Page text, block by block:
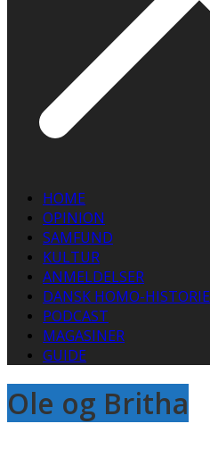
HOME
OPINION
SAMFUND
KULTUR
ANMELDELSER
DANSK HOMO-HISTORIE
PODCAST
MAGASINER
GUIDE
Ole og Britha